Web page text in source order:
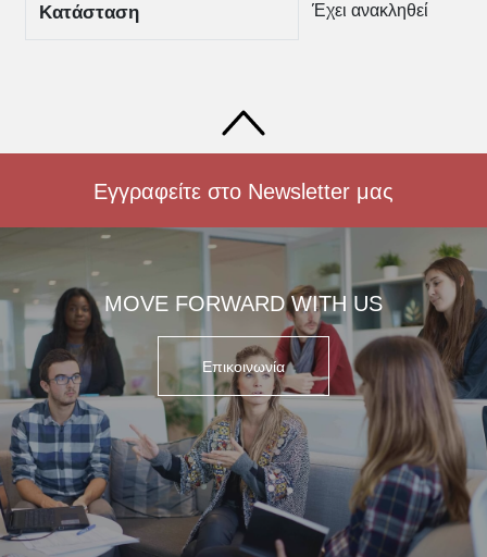
Κατάσταση Έχει ανακληθεί
Εγγραφείτε στο Newsletter μας
MOVE FORWARD WITH US
Επικοινωνία